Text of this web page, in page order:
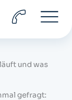
und was
gefragt: